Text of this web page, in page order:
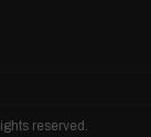
reserved.